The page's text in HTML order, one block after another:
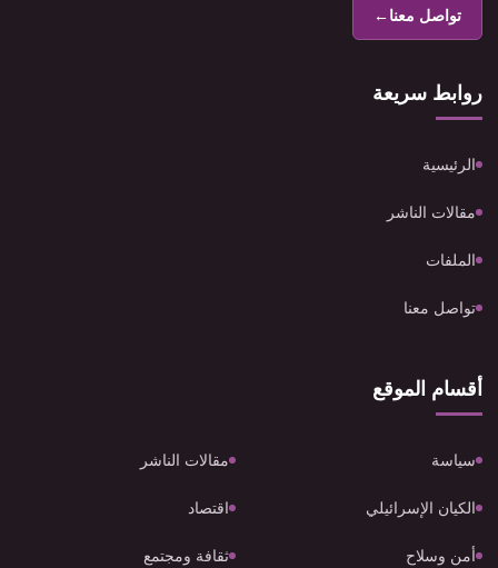
تواصل معنا←
روابط سريعة
الرئيسية
مقالات الناشر
الملفات
تواصل معنا
أقسام الموقع
سياسة مقالات الناشر
الكيان الإسرائيلي اقتصاد
أمن وسلاح ثقافة ومجتمع